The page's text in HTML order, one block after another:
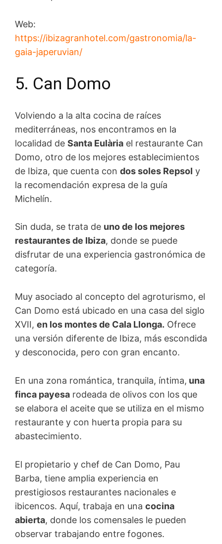
Web:
https://ibizagranhotel.com/gastronomia/la-
gaia-japeruvian/
5. Can Domo
Volviendo a la alta cocina de raíces
mediterráneas, nos encontramos en la
localidad de Santa Eulària el restaurante Can
Domo, otro de los mejores establecimientos
de Ibiza, que cuenta con dos soles Repsol y
la recomendación expresa de la guía
Michelín.
Sin duda, se trata de uno de los mejores
restaurantes de Ibiza, donde se puede
disfrutar de una experiencia gastronómica de
categoría.
Muy asociado al concepto del agroturismo, el
Can Domo está ubicado en una casa del siglo
XVII, en los montes de Cala Llonga. Ofrece
una versión diferente de Ibiza, más escondida
y desconocida, pero con gran encanto.
En una zona romántica, tranquila, íntima, una
finca payesa rodeada de olivos con los que
se elabora el aceite que se utiliza en el mismo
restaurante y con huerta propia para su
abastecimiento.
El propietario y chef de Can Domo, Pau
Barba, tiene amplia experiencia en
prestigiosos restaurantes nacionales e
ibicencos. Aquí, trabaja en una cocina
abierta, donde los comensales le pueden
observar trabajando entre fogones.